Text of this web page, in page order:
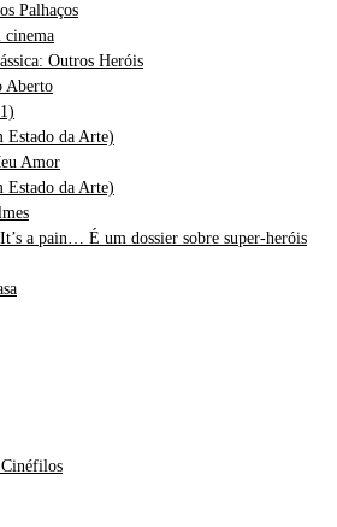
Palhaços
cinema
Outros Heróis
Aberto
Estado da Arte)
Amor
Estado da Arte)
a pain… É um dossier sobre super-heróis